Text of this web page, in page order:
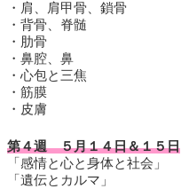
・肩、肩甲骨、鎖骨
・背骨、脊髄
・肋骨
・鼻腔、鼻
・心包と三焦
・筋膜
・皮膚
第４週 ５月１４日＆１５日
「感情と心と身体と社会」
「遺伝とカルマ」